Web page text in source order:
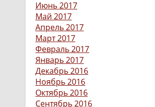
Июнь 2017
Май 2017
Апрель 2017
Март 2017
Февраль 2017
Январь 2017
Декабрь 2016
Ноябрь 2016
Октябрь 2016
Сентябрь 2016